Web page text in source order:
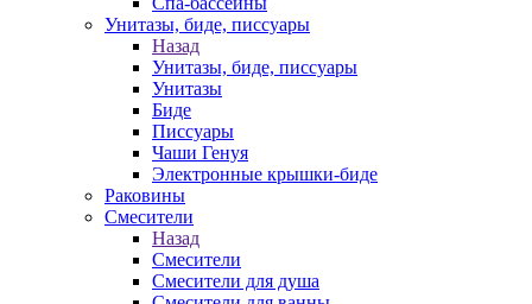
Унитазы, биде, писсуары
Назад
Унитазы, биде, писсуары
Унитазы
Биде
Писсуары
Чаши Генуя
Электронные крышки-биде
Раковины
Смесители
Назад
Смесители
Смесители для душа